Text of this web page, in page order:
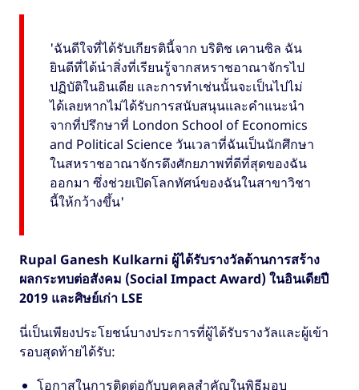
'ฉันดีใจที่ได้รับเกียรตินี้จาก บริติช เคานซิล ฉัน
ยินดีที่ได้นำสิ่งที่เรียนรู้จากสหราชอาณาจักรไป
ปฏิบัติในอินเดีย และการทำเช่นนั้นจะเป็นไปไม่
ได้เลยหากไม่ได้รับการสนับสนุนและคำแนะนำ
จากที่ปรึกษาที่ London School of Economics
and Political Science วันเวลาที่ฉันเป็นนักศึกษา
ในสหราชอาณาจักรดึงศักยภาพที่ดีที่สุดของฉัน
ออกมา ซึ่งช่วยเปิดโลกทัศน์ของฉันในสาขาวิชา
นี้ให้กว้างขึ้น'
Rupal Ganesh Kulkarni ผู้ได้รับรางวัลด้านการสร้าง
ผลกระทบต่อสังคม (Social Impact Award) ในอินเดียปี
2019 และศิษย์เก่า LSE
นี่เป็นเพียงประโยชน์บางประการที่ผู้ได้รับรางวัลและผู้เข้า
รอบสุดท้ายได้รับ:
โอกาสในการติดต่อกับบุคคลสำคัญในพิธีมอบ